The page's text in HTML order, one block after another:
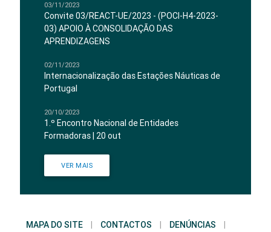
03/11/2023
Convite 03/REACT-UE/2023 - (POCI-H4-2023-
03) APOIO À CONSOLIDAÇÃO DAS
APRENDIZAGENS
02/11/2023
Internacionalização das Estações Náuticas de
Portugal
20/10/2023
1.º Encontro Nacional de Entidades
Formadoras | 20 out
VER MAIS
MAPA DO SITE | CONTACTOS | DENÚNCIAS |